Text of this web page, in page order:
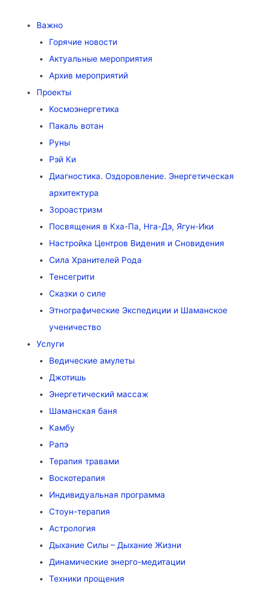
Важно
Горячие новости
Актуальные мероприятия
Архив мероприятий
Проекты
Космоэнергетика
Пакаль вотан
Руны
Рэй Ки
Диагностика. Оздоровление. Энергетическая
архитектура
Зороастризм
Посвящения в Кха-Па, Нга-Дэ, Ягун-Ики
Настройка Центров Видения и Сновидения
Сила Хранителей Рода
Тенсегрити
Сказки о силе
Этнографические Экспедиции и Шаманское
ученичество
Услуги
Ведические амулеты
Джотишь
Энергетический массаж
Шаманская баня
Камбу
Рапэ
Терапия травами
Воскотерапия
Индивидуальная программа
Стоун-терапия
Астрология
Дыхание Силы – Дыхание Жизни
Динамические энерго-медитации
Техники прощения